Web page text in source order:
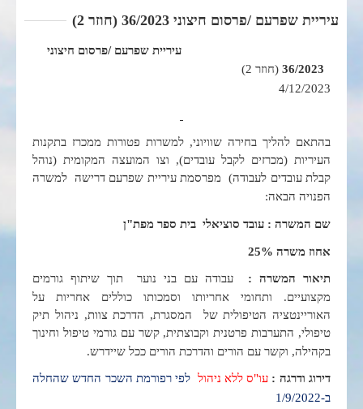
עיריית שפרעם /פרסום חיצוני 36/2023 (חוזר 2)
עיריית שפרעם /פרסום חיצוני
(חוזר 2)
4/12/2023
בהתאם להליך בחירה שוויוני, למשרות פטורות ממכרז בתקנות
העיריות (מכרזים לקבל עובדים), וצו המועצה המקומית (נוהל
קבלת עובדים לעבודה) מפרסמת עיריית שפרעם דרישה למשרה
הפנויה הבאה:
שם המשרה : עובד סוציאלי בית ספר מפת"ן
אחוז משרה 25%
תיאור המשרה : עבודה עם בני נוער תוך שיתוף גורמים
מקצועיים. ותחומי אחריותו וסמכותו כוללים אחריות על
האוריינטציה הטיפולית של המסגרת, הדרכת צוות, ניהול תיק
טיפולי, התערבות פרטנית וקבוצתית, קשר עם גורמי טיפול וחינוך
בקהילה, וקשר עם הורים והדרכת הורים ככל שיידרש.
דירוג ודרגה :עו"ס ללא ניהול לפי רפורמת השכר החדש שהחלה
ב-1/9/2022